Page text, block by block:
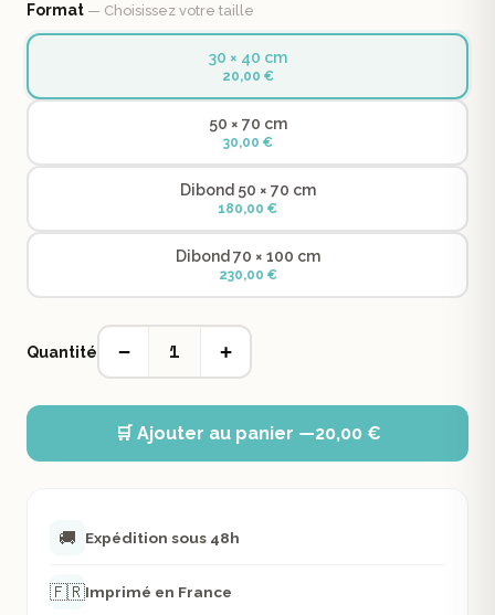
Format — Choisissez votre taille
30 × 40 cm
20,00 €
50 × 70 cm
30,00 €
Dibond 50 × 70 cm
180,00 €
Dibond 70 × 100 cm
230,00 €
Quantité − 1 +
🛒 Ajouter au panier —20,00 €
🚚 Expédition sous 48h
🇫🇷Imprimé en France